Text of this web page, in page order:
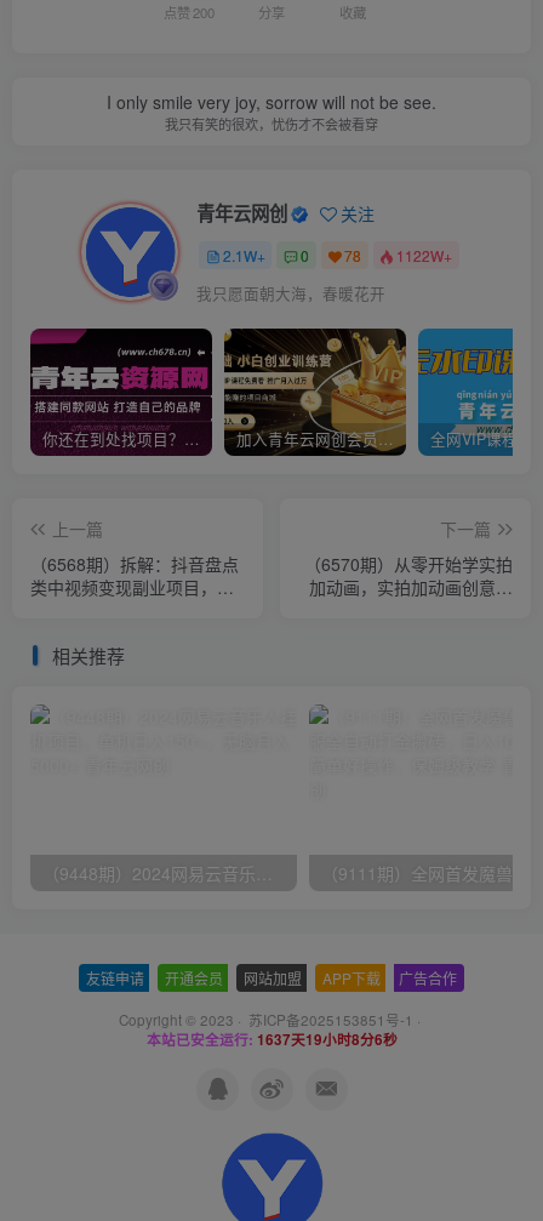
点赞200 分享 收藏
I only smile very joy, sorrow will not be see.
我只有笑的很欢，忧伤才不会被看穿
青年云网创 关注
2.1W+ 0 78 1122W+
我只愿面朝大海，春暖花开
你还在到处找项目？还在当韭菜？我靠卖项目一个月收入5万+，曾经我也是个失败者。 加入青年云网创会员，全站资源免费学习。加入高级合伙人，推广日入1000+
上一篇
（6568期）拆解：抖音盘点
类中视频变现副业项目，视
下一篇
（6570期）从零开始学实拍
加动画，实拍加动画创意教
相关推荐
友链申请 开通会员 网站加盟 APP下载 广告合作
Copyright © 2023 · 苏ICP备2025153851号-1 ·
本站已安全运行: 1637天19小时8分6秒